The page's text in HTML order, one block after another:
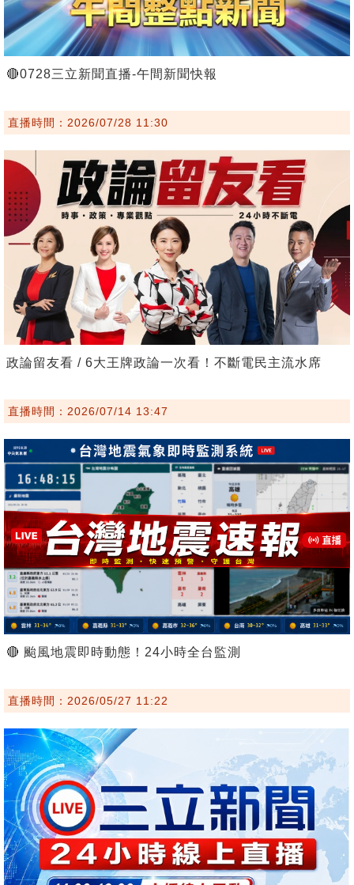
🔴0728三立新聞直播-午間新聞快報
直播時間：2026/07/28 11:30
政論留友看 / 6大王牌政論一次看！不斷電民主流水席
直播時間：2026/07/14 13:47
🔴 颱風地震即時動態！24小時全台監測
直播時間：2026/05/27 11:22